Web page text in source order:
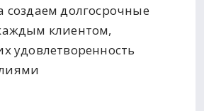
создаем долгосрочные
клиентом,
удовлетворенность